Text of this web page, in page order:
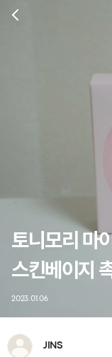
토니모리 마
스킨베이지
2023.01.06
JINS